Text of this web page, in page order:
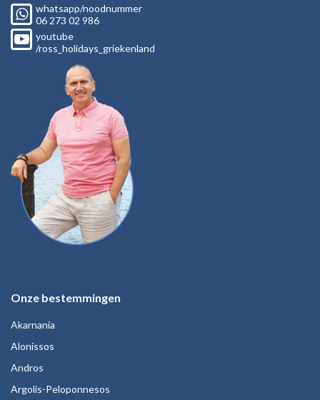
whatsapp/noodnummer
06 273 02 986
youtube
/ross_holidays_griekenland
Onze bestemmingen
Akarnania
Alonissos
Andros
Argolis-Peloponnesos